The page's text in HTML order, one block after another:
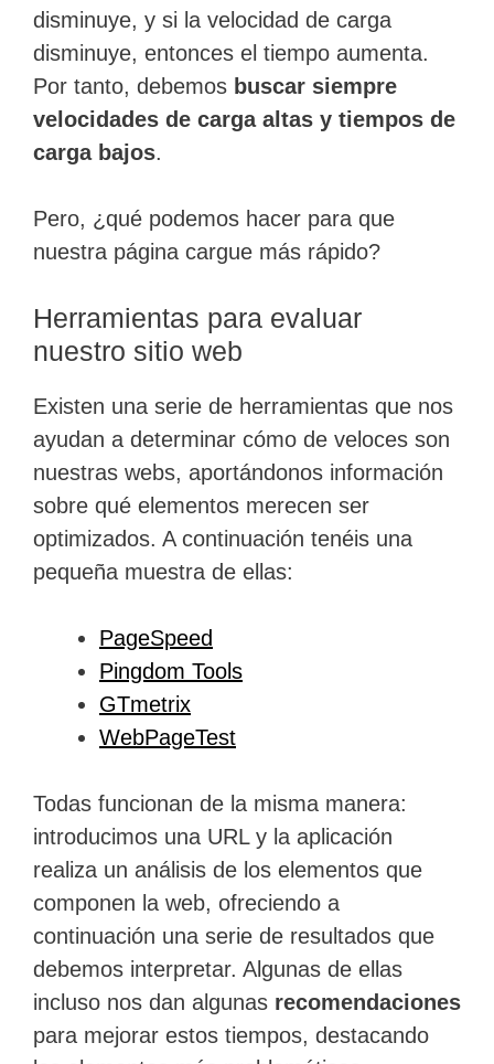
disminuye, y si la velocidad de carga
disminuye, entonces el tiempo aumenta.
Por tanto, debemos buscar siempre
velocidades de carga altas y tiempos de
carga bajos.
Pero, ¿qué podemos hacer para que
nuestra página cargue más rápido?
Herramientas para evaluar
nuestro sitio web
Existen una serie de herramientas que nos
ayudan a determinar cómo de veloces son
nuestras webs, aportándonos información
sobre qué elementos merecen ser
optimizados. A continuación tenéis una
pequeña muestra de ellas:
PageSpeed
Pingdom Tools
GTmetrix
WebPageTest
Todas funcionan de la misma manera:
introducimos una URL y la aplicación
realiza un análisis de los elementos que
componen la web, ofreciendo a
continuación una serie de resultados que
debemos interpretar. Algunas de ellas
incluso nos dan algunas recomendaciones
para mejorar estos tiempos, destacando